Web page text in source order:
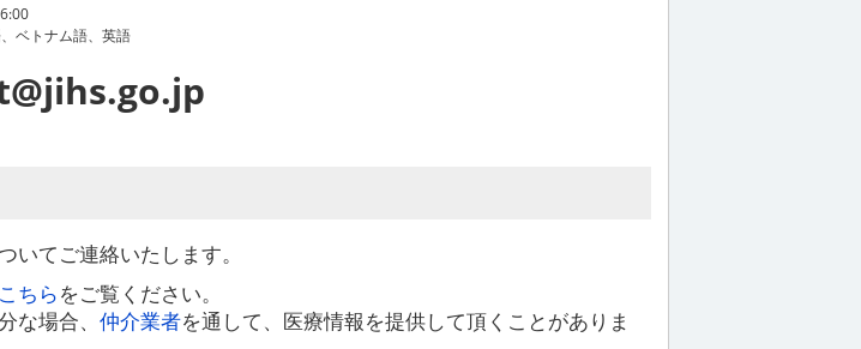
ベトナム語、英語
いてご連絡いたします。
こちらをご覧ください。
な場合、仲介業者を通して、医療情報を提供して頂くことがありま